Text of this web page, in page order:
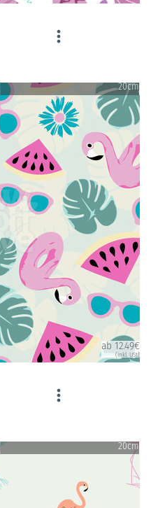
20cm
ab 12.49€
(inkl. USt)
20cm